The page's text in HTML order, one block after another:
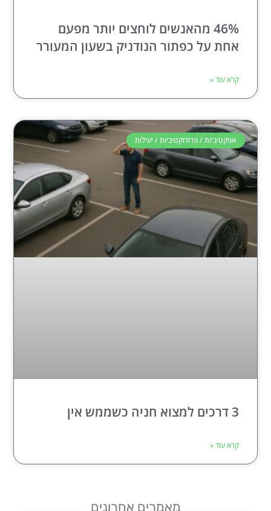
46% מהאנשים לוחצים יותר מפעם
אחת על כפתור הנודניק בשעון המעורר
קרא עוד »
אפקטיביות / פרודוקטיביות / יעילות
3 דרכים למצוא חניה כשממש אין
קרא עוד »
מאמרים אחרונים